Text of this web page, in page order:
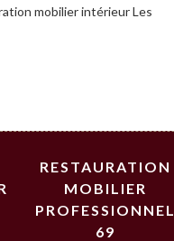
mobilier intérieur Les
RESTAURATION
MOBILIER
PROFESSIONNEL
69